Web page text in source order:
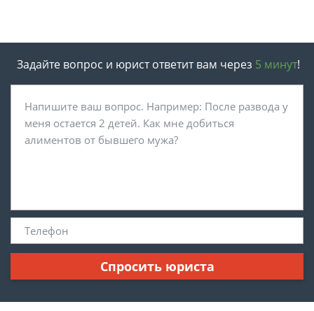
Задайте вопрос и юрист ответит вам через 5 минут!
Спросить юриста